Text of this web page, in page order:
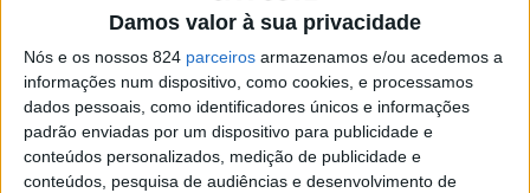
Damos valor à sua privacidade
Nós e os nossos 824 parceiros armazenamos e/ou acedemos a
informações num dispositivo, como cookies, e processamos
dados pessoais, como identificadores únicos e informações
padrão enviadas por um dispositivo para publicidade e
conteúdos personalizados, medição de publicidade e
conteúdos, pesquisa de audiências e desenvolvimento de